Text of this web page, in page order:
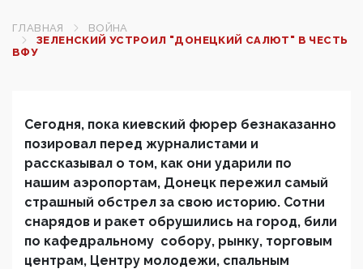
ГЛАВНАЯ
ВОЙНА
ЗЕЛЕНСКИЙ УСТРОИЛ "ДОНЕЦКИЙ САЛЮТ" В ЧЕСТЬ
ВФУ
Сегодня, пока киевский фюрер безнаказанно
позировал перед журналистами и
рассказывал о том, как они ударили по
нашим аэропортам, Донецк пережил самый
страшный обстрел за свою историю. Сотни
снарядов и ракет обрушились на город, били
по кафедральному собору, рынку, торговым
центрам, Центру молодежи, спальным